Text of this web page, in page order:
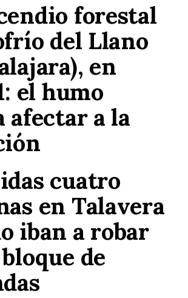
forestal
del Llano
en
el humo
afectar a la
cuatro
en Talavera
iban a robar
de